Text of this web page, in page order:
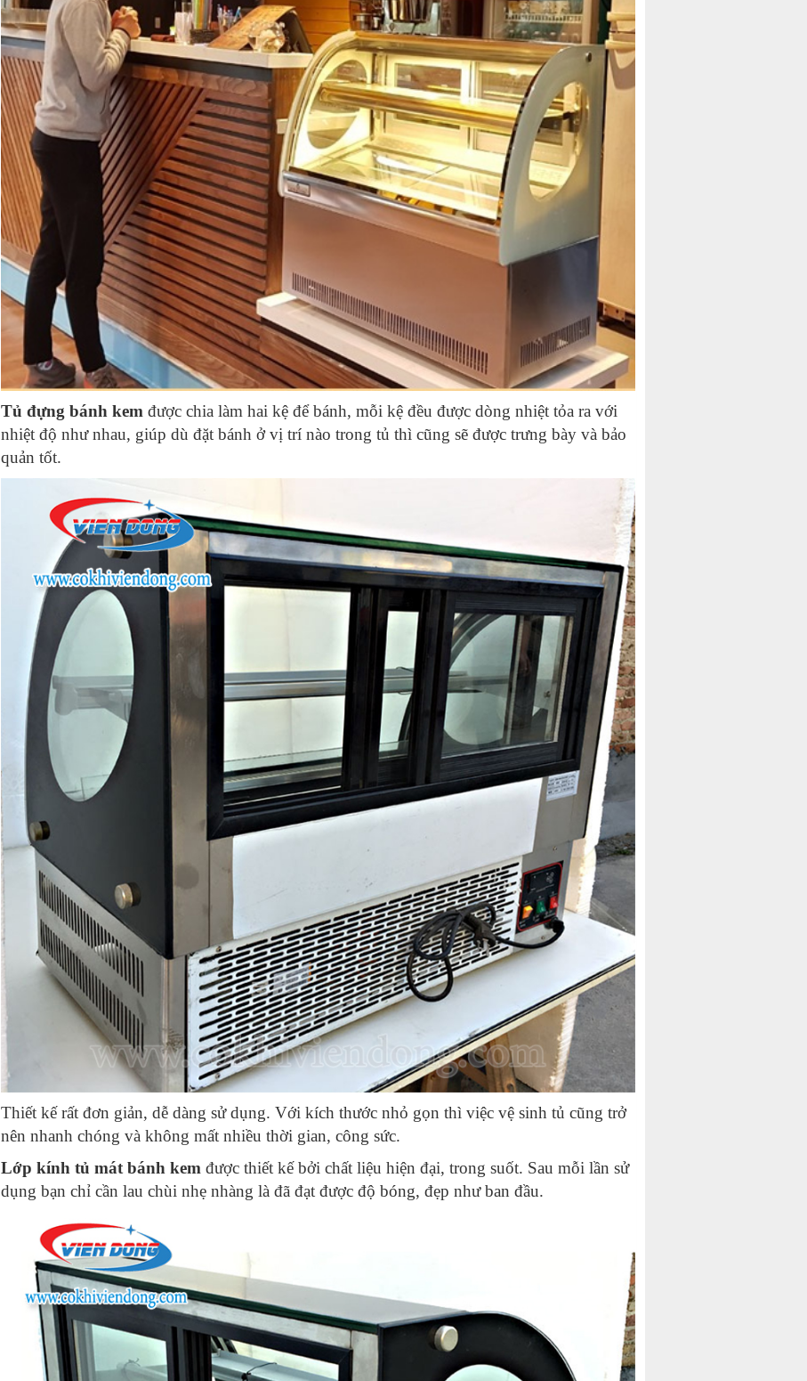
Tủ đựng bánh kem được chia làm hai kệ để bánh, mỗi kệ đều được dòng nhiệt tỏa ra với
nhiệt độ như nhau, giúp dù đặt bánh ở vị trí nào trong tủ thì cũng sẽ được trưng bày và bảo
quản tốt.
Thiết kế rất đơn giản, dễ dàng sử dụng. Với kích thước nhỏ gọn thì việc vệ sinh tủ cũng trở
nên nhanh chóng và không mất nhiều thời gian, công sức.
Lớp kính tủ mát bánh kem được thiết kế bởi chất liệu hiện đại, trong suốt. Sau mỗi lần sử
dụng bạn chỉ cần lau chùi nhẹ nhàng là đã đạt được độ bóng, đẹp như ban đầu.